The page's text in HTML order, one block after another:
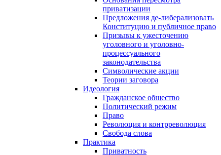
приватизации
Предложения де-либерализовать
Конституцию и публичное право
Призывы к ужесточению
уголовного и уголовно-
процессуального
законодательства
Символические акции
Теории заговора
Идеология
Гражданское общество
Политический режим
Право
Революция и контрреволюция
Свобода слова
Практика
Приватность